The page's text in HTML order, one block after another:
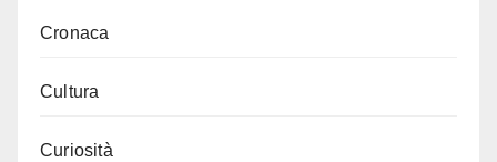
Cronaca
Cultura
Curiosità